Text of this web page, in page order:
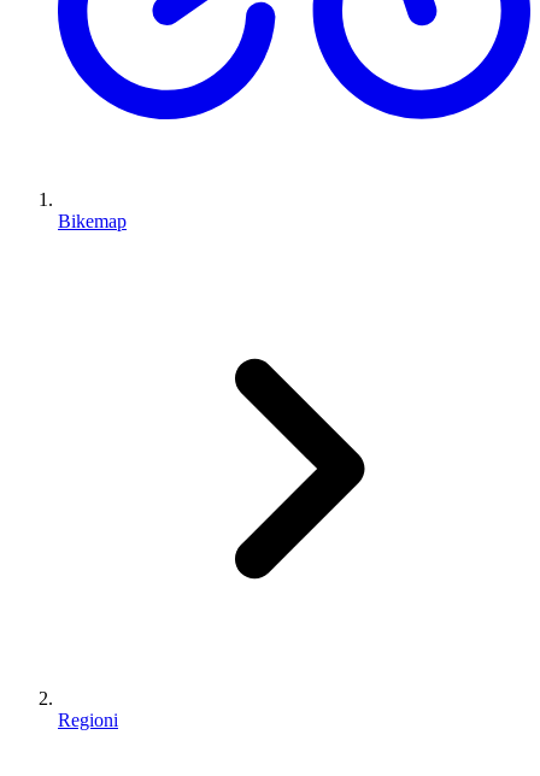
Bikemap
Regioni